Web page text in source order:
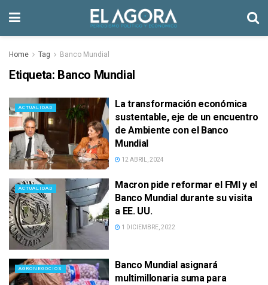
Home Tag Banco Mundial
Etiqueta: Banco Mundial
ACTUALIDAD
La transformación económica
sustentable, eje de un encuentro
de Ambiente con el Banco
Mundial
12 ABRIL, 2024
ACTUALIDAD
Macron pide reformar el FMI y el
Banco Mundial durante su visita
a EE. UU.
1 DICIEMBRE, 2022
AGRONEGOCIOS
Banco Mundial asignará
multimillonaria suma para